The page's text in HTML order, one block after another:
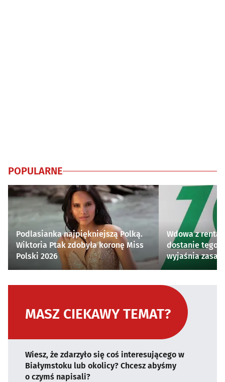
POPULARNE
Podlasianka najpiękniejszą Polką.
Wiktoria Ptak zdobyła koronę Miss
Polski 2026
Wdowa z rentą
dostanie tego
wyjaśnia
MASZ CIEKAWY TEMAT?
Wiesz, że zdarzyło się coś interesującego w
Białymstoku lub okolicy? Chcesz abyśmy
o czymś napisali?